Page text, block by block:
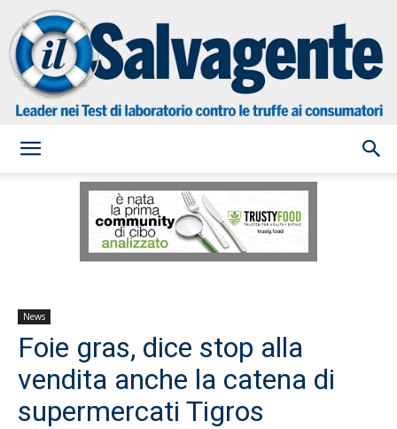
Salvagente
News
Foie gras, dice stop alla
vendita anche la catena di
supermercati Tigros